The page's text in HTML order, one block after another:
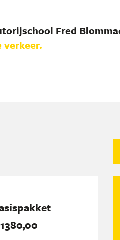
Fred
verkeer.